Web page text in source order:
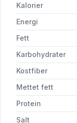
Kalorier
Energi
Fett
Karbohydrater
Kostfiber
Mettet fett
Protein
Salt